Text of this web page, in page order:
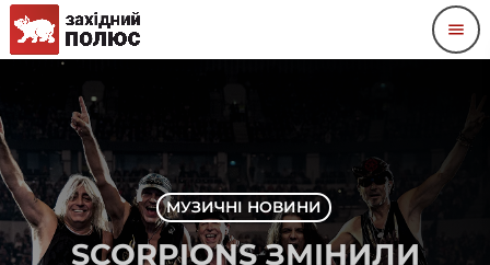
menu
МУЗИЧНІ НОВИНИ
SCORPIONS ЗМІНИЛИ